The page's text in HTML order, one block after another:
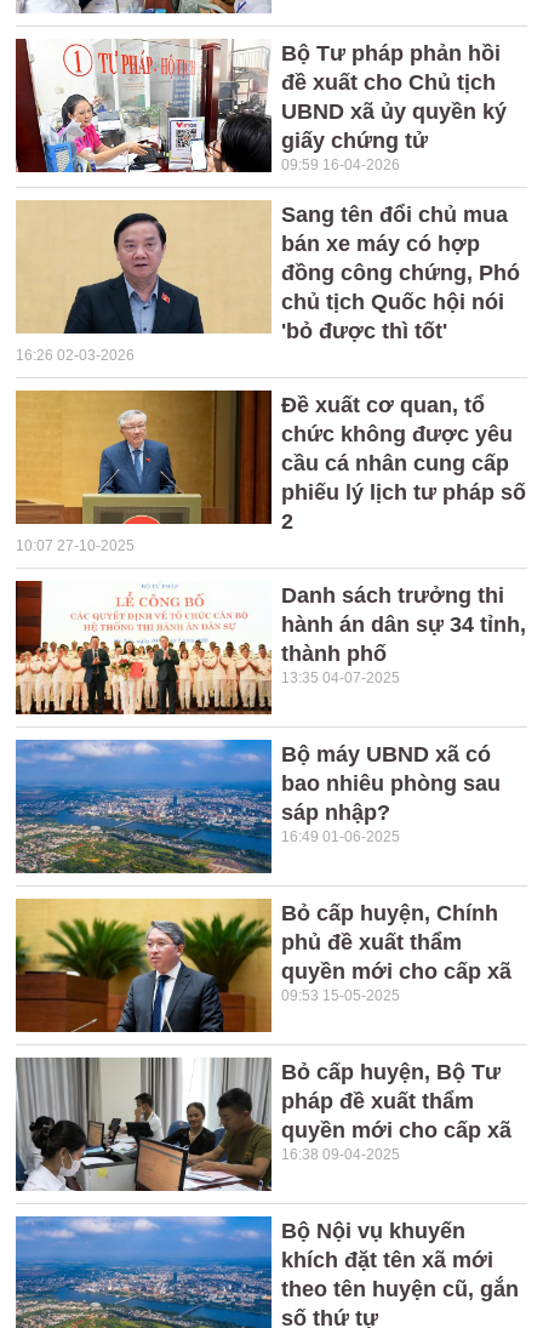
Bộ Tư pháp phản hồi
đề xuất cho Chủ tịch
UBND xã ủy quyền ký
giấy chứng tử
09:59 16-04-2026
Sang tên đổi chủ mua
bán xe máy có hợp
đồng công chứng, Phó
chủ tịch Quốc hội nói
'bỏ được thì tốt'
16:26 02-03-2026
Đề xuất cơ quan, tổ
chức không được yêu
cầu cá nhân cung cấp
phiếu lý lịch tư pháp số
2
10:07 27-10-2025
Danh sách trưởng thi
hành án dân sự 34 tỉnh,
thành phố
13:35 04-07-2025
Bộ máy UBND xã có
bao nhiêu phòng sau
sáp nhập?
16:49 01-06-2025
Bỏ cấp huyện, Chính
phủ đề xuất thẩm
quyền mới cho cấp xã
09:53 15-05-2025
Bỏ cấp huyện, Bộ Tư
pháp đề xuất thẩm
quyền mới cho cấp xã
16:38 09-04-2025
Bộ Nội vụ khuyến
khích đặt tên xã mới
theo tên huyện cũ, gắn
số thứ tự